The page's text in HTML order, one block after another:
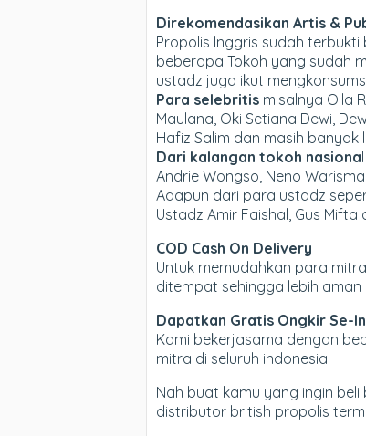
Direkomendasikan Artis &
Propolis Inggris sudah
beberapa Tokoh yang sudah
ustadz juga ikut
Para selebritis misalnya Olla
Maulana, Oki Setiana Dewi,
Hafiz Salim dan masih banyak
Dari kalangan tokoh nasiona
Andrie Wongso, Neno
Adapun dari para ustadz
Ustadz Amir Faishal, Gus
COD Cash On Delivery
Untuk memudahkan para
ditempat sehingga lebih aman
Dapatkan Gratis Ongkir Se-
Kami bekerjasama dengan
mitra di seluruh indonesia.
Nah buat kamu yang ingin beli
distributor british propolis